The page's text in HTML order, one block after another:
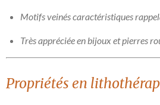
Motifs veinés caractéristiques
Très appréciée en bijoux et pierres
Propriétés en